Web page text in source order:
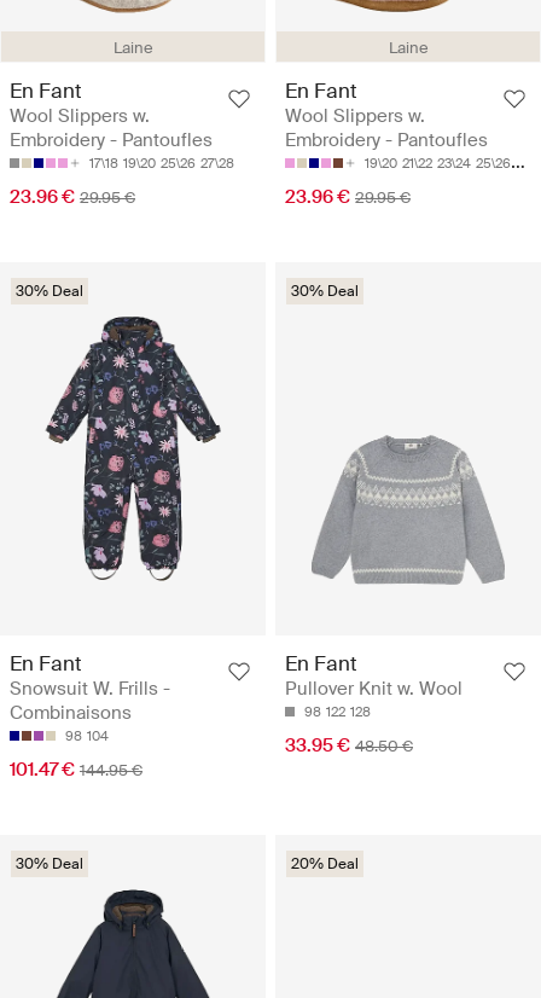
Laine
En Fant
Wool Slippers w.
Embroidery - Pantoufles
17\18 19\20 25\26 27\28
23.96 € 29.95 €
Laine
En Fant
Wool Slippers w.
Embroidery - Pantoufles
19\20 21\22 23\24 25\26
23.96 € 29.95 €
30% Deal
En Fant
Snowsuit W. Frills -
Combinaisons
98 104
101.47 € 144.95 €
30% Deal
En Fant
Pullover Knit w. Wool
98 122 128
33.95 € 48.50 €
30% Deal 20% Deal